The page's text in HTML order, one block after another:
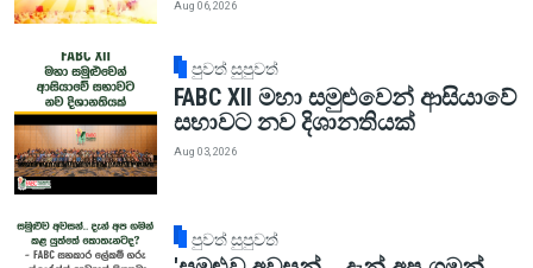
Aug 06, 2026
පුවත් සුපුවත්
FABC XII මහා සමුළුවෙන් ආසියාවේ
සභාවට නව දිශානතියක්
Aug 03, 2026
පුවත් සුපුවත්